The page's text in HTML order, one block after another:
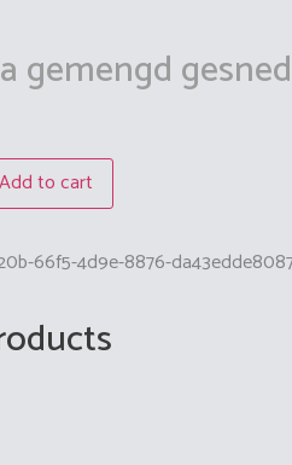
gemengd
Add to cart
66f5-4d9e-8876-